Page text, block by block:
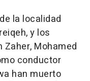
la localidad
y los
Mohamed
conductor
han muerto